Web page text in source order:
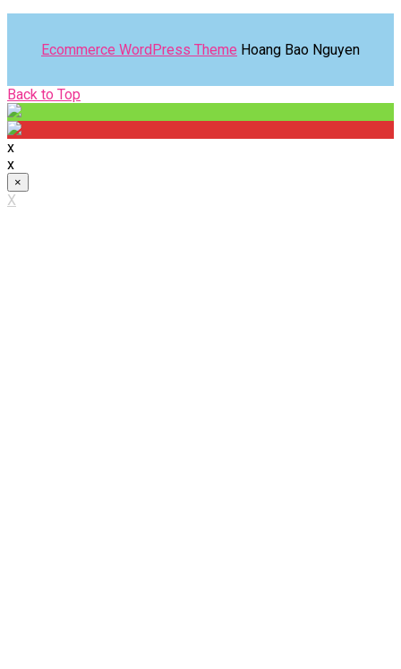
Ecommerce WordPress Theme Hoang Bao Nguyen
Back to Top
x
x
×
X